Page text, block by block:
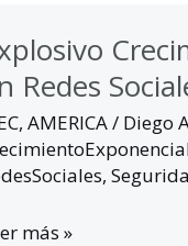
Redes
, AMERICA/ Diego
,
más »